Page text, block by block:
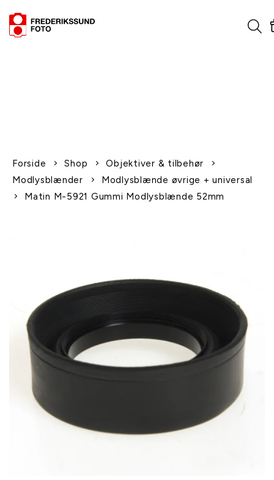
Forside Shop
Objektiver & tilbehør
Modlysblænder
Modlysblænde øvrige + universal
Matin M-5921 Gummi Modlysblænde 52mm